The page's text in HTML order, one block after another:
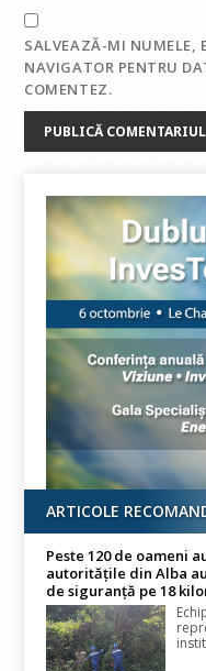
SALVEAZĂ-MI NUMELE,
NAVIGATOR PENTRU
COMENTEZ.
ARTICOLE
Peste 120 de oameni
autoritățile din Alba
de siguranță pe 18